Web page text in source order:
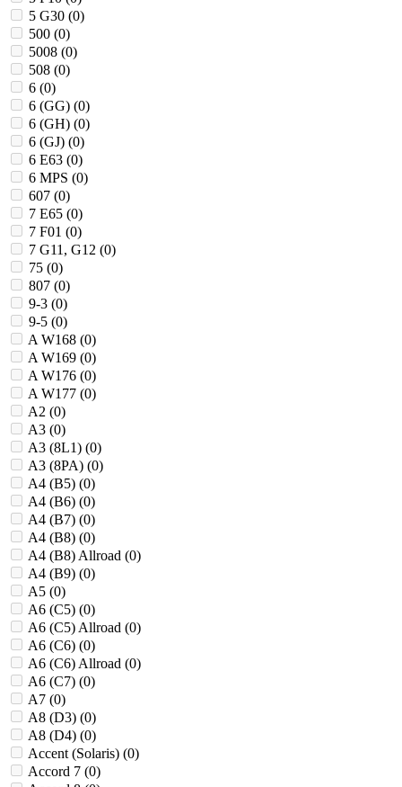
5 G30 (0)
500 (0)
5008 (0)
508 (0)
6 (0)
6 (GG) (0)
6 (GH) (0)
6 (GJ) (0)
6 E63 (0)
6 MPS (0)
607 (0)
7 E65 (0)
7 F01 (0)
7 G11, G12 (0)
75 (0)
807 (0)
9-3 (0)
9-5 (0)
A W168 (0)
A W169 (0)
A W176 (0)
A W177 (0)
A2 (0)
A3 (0)
A3 (8L1) (0)
A3 (8PA) (0)
A4 (B5) (0)
A4 (B6) (0)
A4 (B7) (0)
A4 (B8) (0)
A4 (B8) Allroad (0)
A4 (B9) (0)
A5 (0)
A6 (C5) (0)
A6 (C5) Allroad (0)
A6 (C6) (0)
A6 (C6) Allroad (0)
A6 (C7) (0)
A7 (0)
A8 (D3) (0)
A8 (D4) (0)
Accent (Solaris) (0)
Accord 7 (0)